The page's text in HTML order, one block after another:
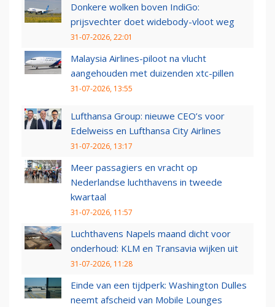
Donkere wolken boven IndiGo:
prijsvechter doet widebody-vloot weg
31-07-2026, 22:01
Malaysia Airlines-piloot na vlucht
aangehouden met duizenden xtc-pillen
31-07-2026, 13:55
Lufthansa Group: nieuwe CEO’s voor
Edelweiss en Lufthansa City Airlines
31-07-2026, 13:17
Meer passagiers en vracht op
Nederlandse luchthavens in tweede
kwartaal
31-07-2026, 11:57
Luchthavens Napels maand dicht voor
onderhoud: KLM en Transavia wijken uit
31-07-2026, 11:28
Einde van een tijdperk: Washington Dulles
neemt afscheid van Mobile Lounges